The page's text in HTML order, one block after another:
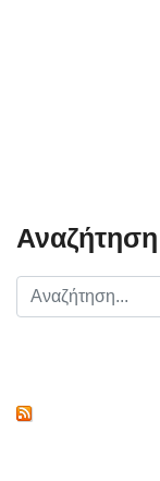
Αναζήτηση